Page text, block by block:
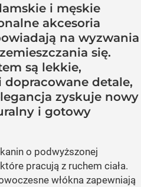
i męskie
akcesoria
na wyzwania
się.
są lekkie,
detale,
zyskuje nowy
i gotowy
o podwyższonej
pracują z ruchem ciała.
włókna zapewniają